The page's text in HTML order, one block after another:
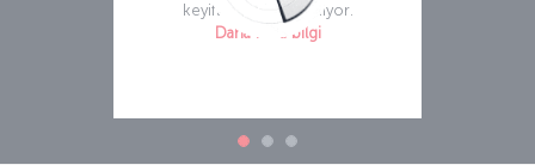
keyifli saatler vadediyor.
Daha fazla bilgi